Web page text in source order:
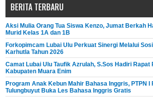
BERITA TERBARU
Aksi Mulia Orang Tua Siswa Kenzo, Jumat Berkah
Murid Kelas 1A dan 1B
Forkopimcam Lubai Ulu Perkuat Sinergi Melalui
Karhutla Tahun 2026
Camat Lubai Ulu Taufik Azrulah, S.Sos Hadiri Rapat
Kabupaten Muara Enim
Program Anak Kebun Mahir Bahasa Inggris, PTPN I
Tulungbuyut Buka Les Bahasa Inggris Gratis